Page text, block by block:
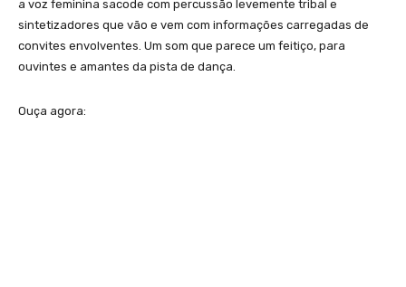
a voz feminina sacode com percussão levemente tribal e
sintetizadores que vão e vem com informações carregadas de
convites envolventes. Um som que parece um feitiço, para
ouvintes e amantes da pista de dança.
Ouça agora: